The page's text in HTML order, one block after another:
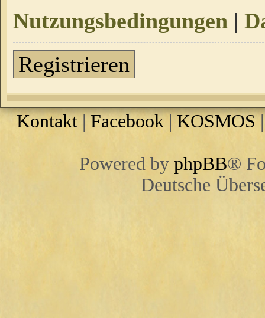
Nutzungsbedingungen |
Registrieren
Kontakt | Facebook |KOSMOS
Powered by phpBB®
Deutsche